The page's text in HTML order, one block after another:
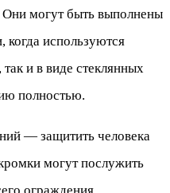
Они могут быть выполнены
когда используются
и в виде стеклянных
полностью.
— защитить человека
могут послужить